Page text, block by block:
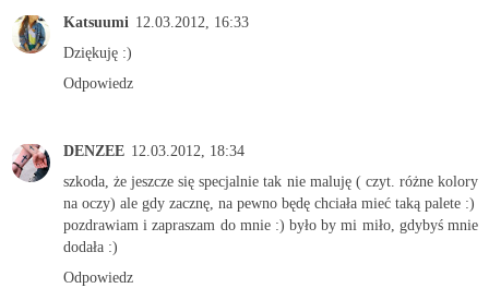
Katsuumi 12.03.2012, 16:33
Dziękuję :)
Odpowiedz
DENZEE 12.03.2012, 18:34
szkoda, że jeszcze się specjalnie tak nie maluję ( czyt. różne kolory
na oczy) ale gdy zacznę, na pewno będę chciała mieć taką palete :)
pozdrawiam i zapraszam do mnie :) było by mi miło, gdybyś mnie
dodała :)
Odpowiedz